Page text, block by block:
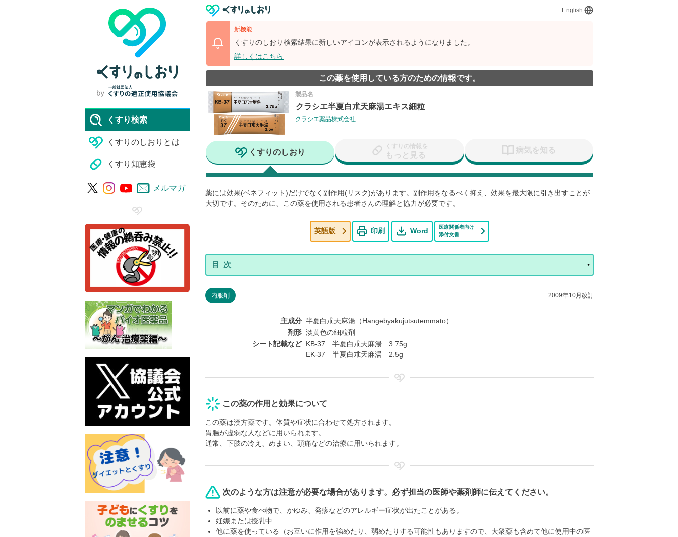
English
新機能
くすりのしおり検索結果に新しいアイコンが表示されるようになりました。
詳しくはこちら
この薬を使用している方のための情報です。
くすり検索
くすりのしおりとは
くすり知恵袋
メルマガ
製品名
クラシエ半夏白朮天麻湯エキス細粒
クラシエ薬品株式会社
くすりのしおり
くすりの情報を
もっと見る
病気を知る
薬には効果(ベネフィット)だけでなく副作用(リスク)があります。副作用をなるべく抑え、効果を最大限に引き出すことが
大切です。そのために、この薬を使用される患者さんの理解と協力が必要です。
英語版 印刷 Word
医療関係者向け
添付文書
内服剤 2009年10月改訂
主成分 半夏白朮天麻湯（Hangebyakujutsutemmato）
剤形 淡黄色の細粒剤
シート記載など KB-37 半夏白朮天麻湯 3.75g
EK-37 半夏白朮天麻湯 2.5g
この薬の作用と効果について
この薬は漢方薬です。体質や症状に合わせて処方されます。
胃腸が虚弱な人などに用いられます。
通常、下肢の冷え、めまい、頭痛などの治療に用いられます。
次のような方は注意が必要な場合があります。必ず担当の医師や薬剤師に伝えてください。
以前に薬や食べ物で、かゆみ、発疹などのアレルギー症状が出たことがある。
妊娠または授乳中
他に薬を使っている（お互いに作用を強めたり、弱めたりする可能性もありますので、大衆薬も含めて他に使用中の医